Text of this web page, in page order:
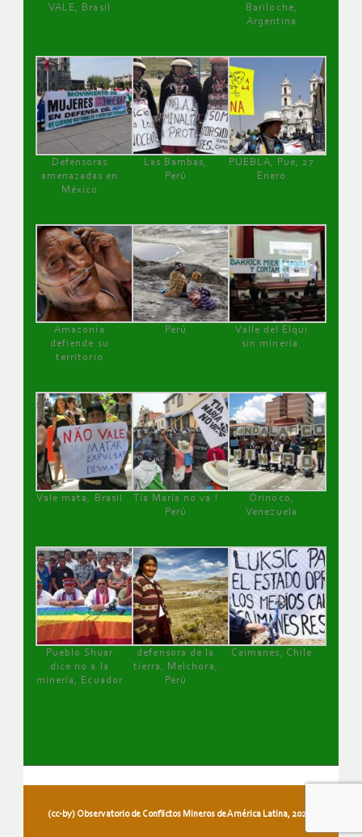
VALE, Brasil
Bariloche,
Argentina
Defensoras
amenazadas en
México
Las Bambas,
Perú
PUEBLA, Pue, 27
Enero
Amazonía
defiende su
territorio
Perú
Valle del Elqui
sin minería.
Vale mata, Brasil
Tía María no va !
Perú
Orinoco,
Venezuela
Pueblo Shuar
dice no a la
minería, Ecuador
defensora de la
tierra, Melchora,
Perú
Caimanes, Chile
(cc-by) Observatorio de Conflictos Mineros de América Latina, 2026